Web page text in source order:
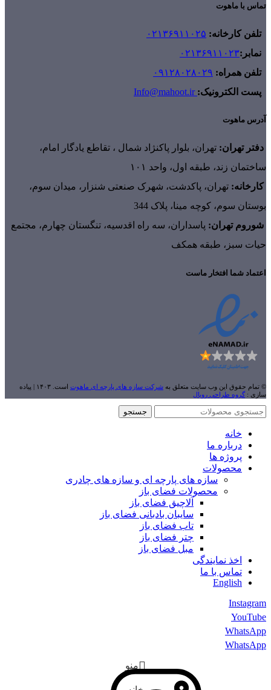
تماس با ماهوت
تلفن کارخانه: ۰۲۱۳۶۹۱۱۰۲۵
نمابر:۰۲۱۳۶۹۱۱۰۲۳
تلفن همراه: ۰۹۱۲۸۰۲۸۰۲۹
پست الکترونیک:
آدرس ماهوت
دفتر تهران: تهران، بلوار پاکنژاد شمال ، تقاطع یادگار امام،
ساختمان زند، طبقه اول، واحد ۱۰۱
کارخانه: تهران، پاکدشت، شهرک صنعتی شنزار، میدان سوم،
بوستان سوم، کوچه مینا، پلاک 344
شوروم تهران: پاسداران، سه راه اقدسیه، تنگستان چهارم، مجتمع
حیات سبز، طبقه همکف
اعتماد شما افتخار ماست
© تمام حقوق این وب سایت متعلق به شرکت سازه های پارچه ای ماهوت
است. ۱۴۰۳ | پیاده
سازی : گروه طراحی رویال
جستجو
خانه
درباره ما
پروژه ها
محصولات
سازه های پارچه ای و سازه های چادری
محصولات فضای باز
آلاچیق فضای باز
سایبان بادبانی فضای باز
تاب فضای باز
چتر فضای باز
مبل فضای باز
اخذ نمایندگی
تماس با ما
English
Instagram
YouTube
WhatsApp
WhatsApp
منو